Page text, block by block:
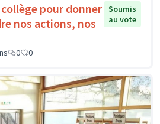
pour donner
nos actions, nos
Soumis
au vote
0 0